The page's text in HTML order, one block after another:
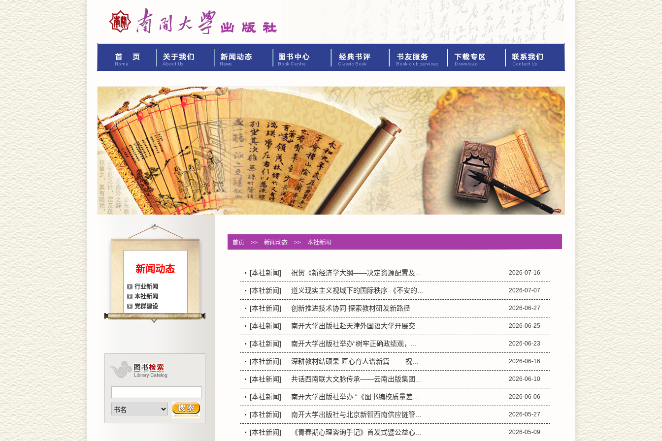
新闻动态
行业新闻
本社新闻
党群建设
首页 >> 新闻动态 >> 本社新闻
[本社新闻] 祝贺《新经济学大纲——决定资源配置及... 2026-07-16
[本社新闻] 道义现实主义视域下的国际秩序 《不安的... 2026-07-07
[本社新闻] 创新推进技术协同 探索教材研发新路径 2026-06-27
[本社新闻] 南开大学出版社赴天津外国语大学开展交... 2026-06-25
[本社新闻] 南开大学出版社举办“树牢正确政绩观，... 2026-06-23
[本社新闻] 深耕教材结硕果 匠心育人谱新篇 ——祝... 2026-06-16
[本社新闻] 共话西南联大文脉传承——云南出版集团... 2026-06-10
[本社新闻] 南开大学出版社举办 “《图书编校质量差... 2026-06-06
[本社新闻] 南开大学出版社与北京新智西南供应链管... 2026-05-27
[本社新闻] 《青春期心理咨询手记》首发式暨公益心... 2026-05-09